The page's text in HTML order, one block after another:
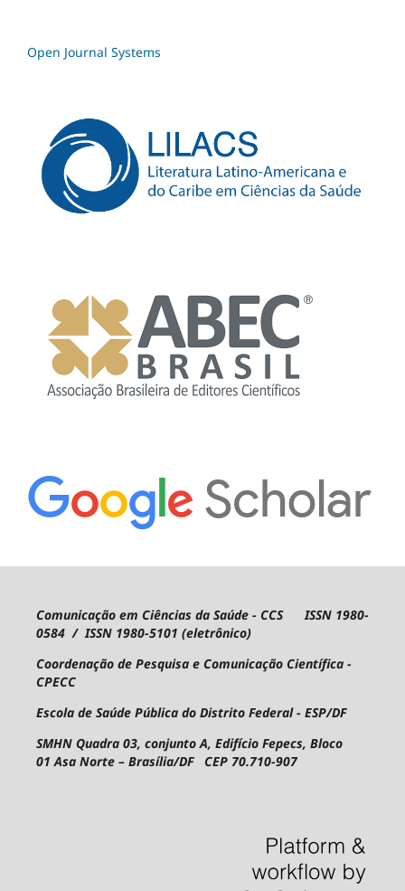
Open Journal Systems
Comunicação em Ciências da Saúde - CCS ISSN 1980-
0584 / ISSN 1980-5101 (eletrônico)
Coordenação de Pesquisa e Comunicação Científica -
CPECC
Escola de Saúde Pública do Distrito Federal - ESP/DF
SMHN Quadra 03, conjunto A, Edifício Fepecs, Bloco
01Asa Norte – Brasília/DF CEP 70.710-907